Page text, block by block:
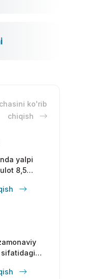
ko'rib
chiqish
yalpi
8,5
sifatidagi